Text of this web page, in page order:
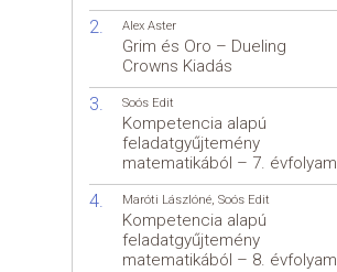
Alex Aster
Grim és Oro – Dueling
Crowns Kiadás
Soós Edit
Kompetencia alapú
feladatgyűjtemény
matematikából – 7. évfolyam
Maróti Lászlóné, Soós Edit
Kompetencia alapú
feladatgyűjtemény
matematikából – 8. évfolyam